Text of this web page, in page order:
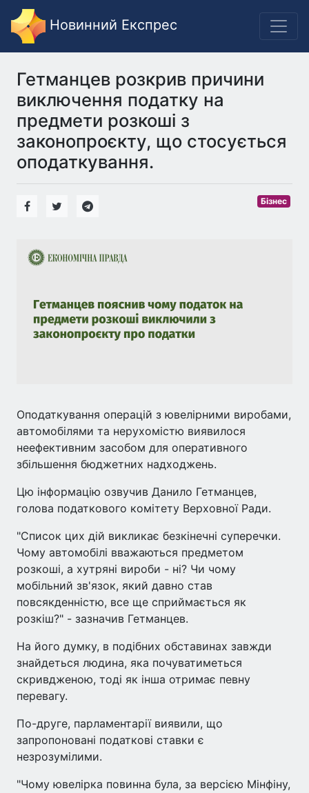
Новинний Експрес
Гетманцев розкрив причини
виключення податку на
предмети розкоші з
законопроєкту, що стосується
оподаткування.
Бізнес
Оподаткування операцій з ювелірними виробами,
автомобілями та нерухомістю виявилося
неефективним засобом для оперативного
збільшення бюджетних надходжень.
Цю інформацію озвучив Данило Гетманцев,
голова податкового комітету Верховної Ради.
"Список цих дій викликає безкінечні суперечки.
Чому автомобілі вважаються предметом
розкоші, а хутряні вироби - ні? Чи чому
мобільний зв'язок, який давно став
повсякденністю, все ще сприймається як
розкіш?" - зазначив Гетманцев.
На його думку, в подібних обставинах завжди
знайдеться людина, яка почуватиметься
скривдженою, тоді як інша отримає певну
перевагу.
По-друге, парламентарії виявили, що
запропоновані податкові ставки є
незрозумілими.
"Чому ювелірка повинна була, за версією Мінфіну,